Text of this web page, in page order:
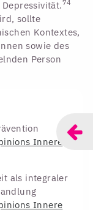
74
sollte
Kontextes,
sowie des
Person
Innere
als integraler
Innere